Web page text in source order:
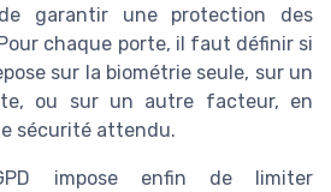
garantir une protection des
chaque porte, il faut définir si
sur la biométrie seule, sur un
ou sur un autre facteur, en
sécurité attendu.
impose enfin de limiter